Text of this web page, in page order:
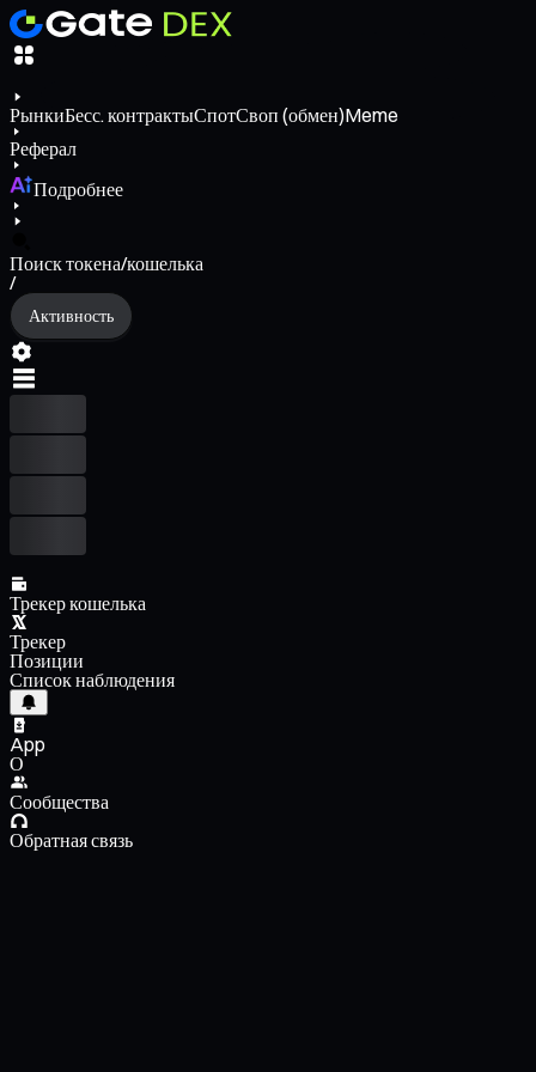
РынкиБесс. контрактыСпотСвоп (обмен)Meme
Реферал
Подробнее
Поиск токена/кошелька
/
Активность
Трекер кошелька
Трекер
Позиции
Список наблюдения
App
О
Сообщества
Обратная связь